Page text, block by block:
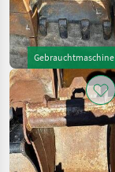
Gebrauchtmaschine